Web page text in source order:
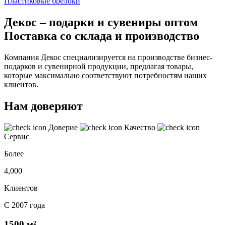
Декос – подарки и сувениры оптом
Поставка со склада и производство
Компания Декос специализируется на производстве бизнес-
подарков и сувенирной продукции, предлагая товары,
которые максимально соответствуют потребностям наших
клиентов.
Нам доверяют
Доверие
Качество
Сервис
Более
4,000
Клиентов
С 2007 года